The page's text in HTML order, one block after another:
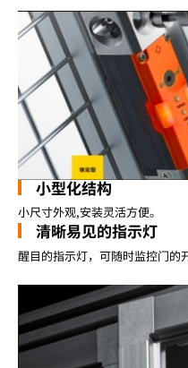
小型化结构
小尺寸外观,安装灵活方便。
清晰易见的指示灯
醒目的指示灯，可随时监控门的